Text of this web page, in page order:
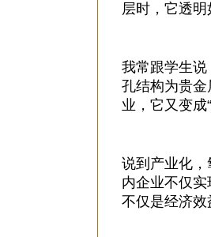
层时，它透明
我常跟学生说
孔结构为贵金
业，它又变成
说到产业化
内企业不仅
不仅是经济效